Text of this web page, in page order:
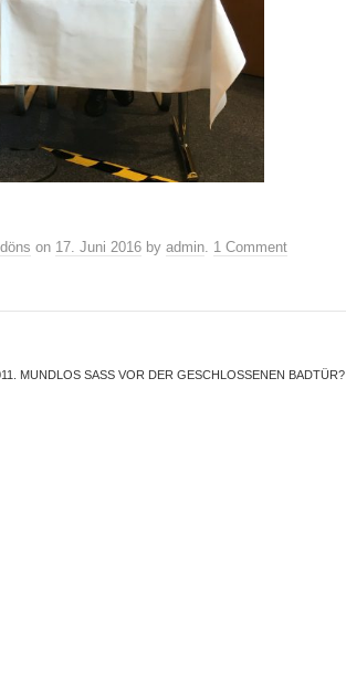
on 17. Juni 2016 by admin. 1 Comment
MUNDLOS SASS VOR DER GESCHLOSSENEN BADTÜR?